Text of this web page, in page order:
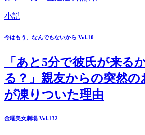
小説
今はもう、なんでもないから Vol.10
「あと5分で彼氏が来る
る？」親友からの突然の
が凍りついた理由
金曜美女劇場 Vol.132